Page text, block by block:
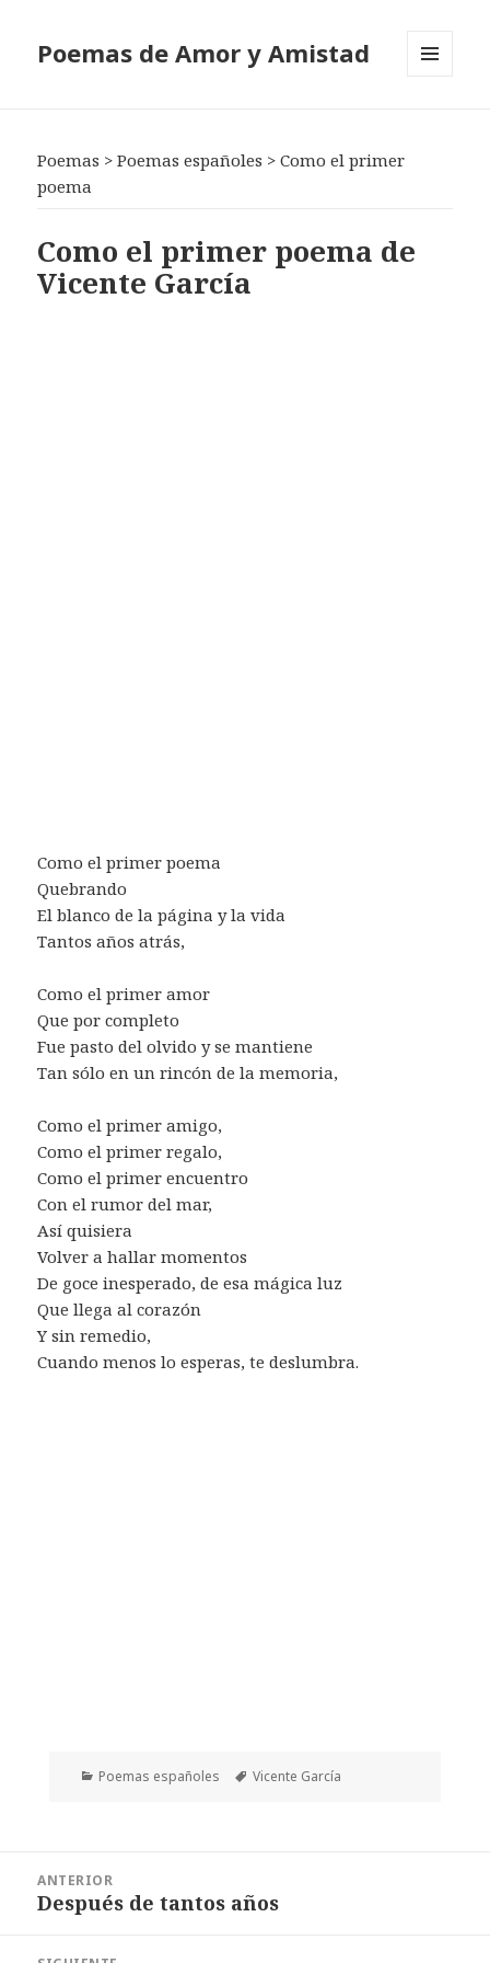
Poemas de Amor y Amistad
Poemas >Poemas españoles >Como el primer
poema
Como el primer poema de
Vicente García
Como el primer poema
Quebrando
El blanco de la página y la vida
Tantos años atrás,
Como el primer amor
Que por completo
Fue pasto del olvido y se mantiene
Tan sólo en un rincón de la memoria,
Como el primer amigo,
Como el primer regalo,
Como el primer encuentro
Con el rumor del mar,
Así quisiera
Volver a hallar momentos
De goce inesperado, de esa mágica luz
Que llega al corazón
Y sin remedio,
Cuando menos lo esperas, te deslumbra.
Categorías
Poemas españoles Etiquetas
Vicente García
entradas
ANTERIOR
Entrada
Después de tantos años